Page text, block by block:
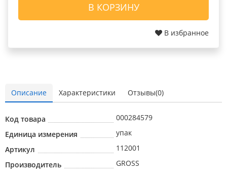
В КОРЗИНУ
В избранное
Описание Характеристики Отзывы(0)
Код товара
000284579
Единица измерения
упак
Артикул
112001
Производитель
GROSS